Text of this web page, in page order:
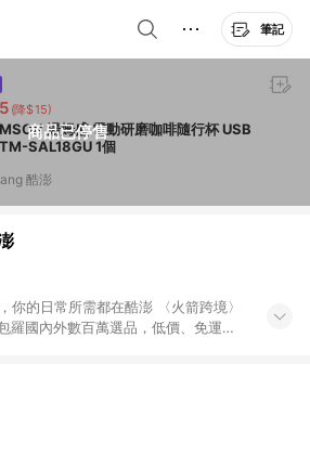
筆記
商品已停售
(降$15)
湯姆盛 電動研磨咖啡隨行杯 USB
充電 TM-SAL18GU 1個
酷澎
的日常所需都在酷澎 〈火箭跨境〉
羅國內外數百萬選品，低價、免運，
火箭速配、火箭跨境優質選品不限金